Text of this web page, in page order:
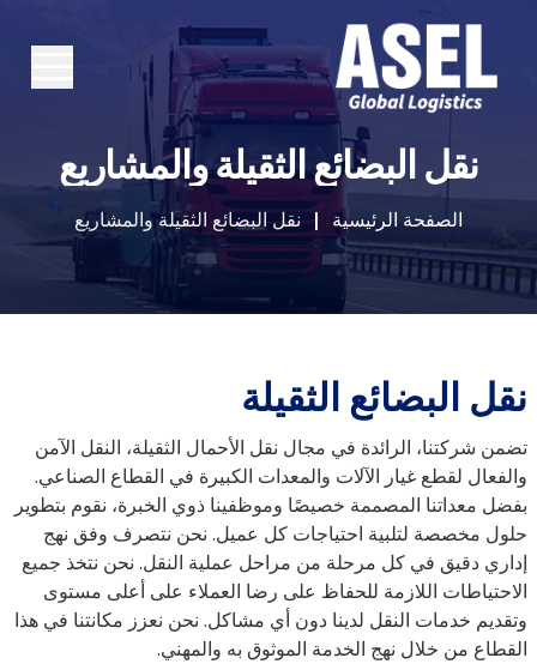
نقل البضائع الثقيلة والمشاريع
الصفحة الرئيسية نقل البضائع الثقيلة والمشاريع
نقل البضائع الثقيلة
تضمن شركتنا، الرائدة في مجال نقل الأحمال الثقيلة، النقل الآمن
والفعال لقطع غيار الآلات والمعدات الكبيرة في القطاع الصناعي.
بفضل معداتنا المصممة خصيصًا وموظفينا ذوي الخبرة، نقوم بتطوير
حلول مخصصة لتلبية احتياجات كل عميل. نحن نتصرف وفق نهج
إداري دقيق في كل مرحلة من مراحل عملية النقل. نحن نتخذ جميع
الاحتياطات اللازمة للحفاظ على رضا العملاء على أعلى مستوى
وتقديم خدمات النقل لدينا دون أي مشاكل. نحن نعزز مكانتنا في هذا
القطاع من خلال نهج الخدمة الموثوق به والمهني.